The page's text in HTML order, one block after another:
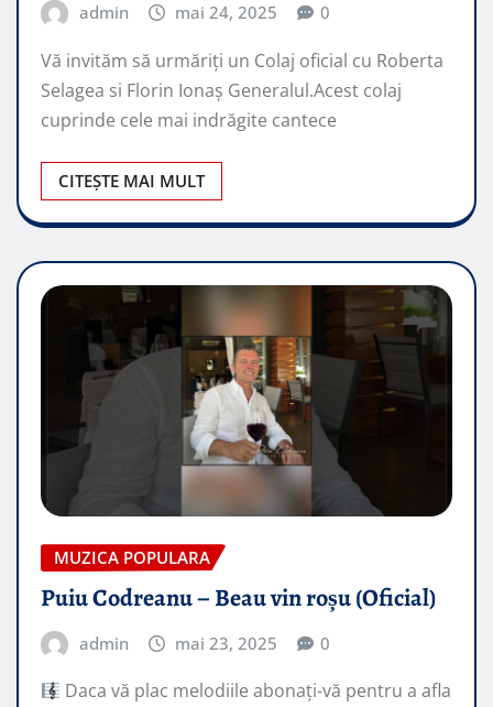
admin mai 24, 2025 0
Vă invităm să urmăriți un Colaj oficial cu Roberta
Selagea si Florin Ionaș Generalul.Acest colaj
cuprinde cele mai indrăgite cantece
CITEȘTE MAI MULT
MUZICA POPULARA
Puiu Codreanu – Beau vin roșu (Oficial)
admin mai 23, 2025 0
Daca vă plac melodiile abonați-vă pentru a afla